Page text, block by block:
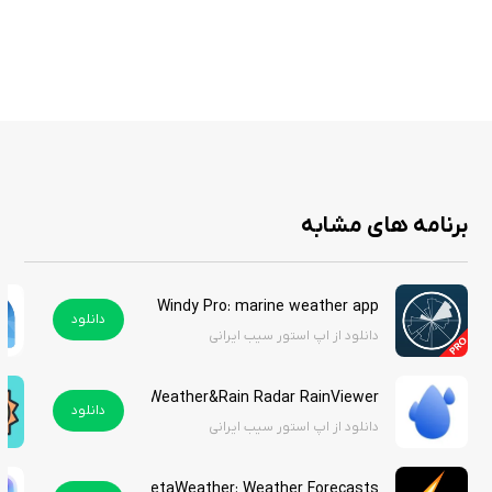
رابط کاربری بدون تبلیغات برای تجربه‌ای روان و بی‌وقفه
برنامه Weather & Radar Pro در اپ استور اپل با قیمت 25.49 دلار عرضه شده
است، اما شما می‌توانید آن را از اپ استور ایرانی سیب ایرانی به‌صورت رایگان
آسان‌تر کرده است.
برنامه های مشابه
Windy Pro: marine weather app
دانلود از اپ استور سیب ایرانی
دانلود
Weather&Rain Radar RainViewer هک شده
دانلود از اپ استور سیب ایرانی
دانلود